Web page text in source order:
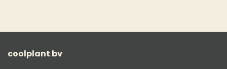
coolplant bv